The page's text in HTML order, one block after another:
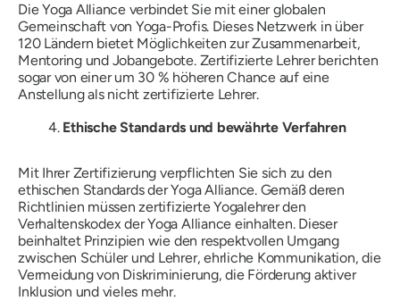
Die Yoga Alliance verbindet Sie mit einer globalen
Gemeinschaft von Yoga-Profis. Dieses Netzwerk in über
120 Ländern bietet Möglichkeiten zur Zusammenarbeit,
Mentoring und Jobangebote. Zertifizierte Lehrer berichten
sogar von einer um 30 % höheren Chance auf eine
Anstellung als nicht zertifizierte Lehrer.
Ethische Standards und bewährte Verfahren
Mit Ihrer Zertifizierung verpflichten Sie sich zu den
ethischen Standards der Yoga Alliance. Gemäß deren
Richtlinien müssen zertifizierte Yogalehrer den
Verhaltenskodex der Yoga Alliance einhalten. Dieser
beinhaltet Prinzipien wie den respektvollen Umgang
zwischen Schüler und Lehrer, ehrliche Kommunikation, die
Vermeidung von Diskriminierung, die Förderung aktiver
Inklusion und vieles mehr.